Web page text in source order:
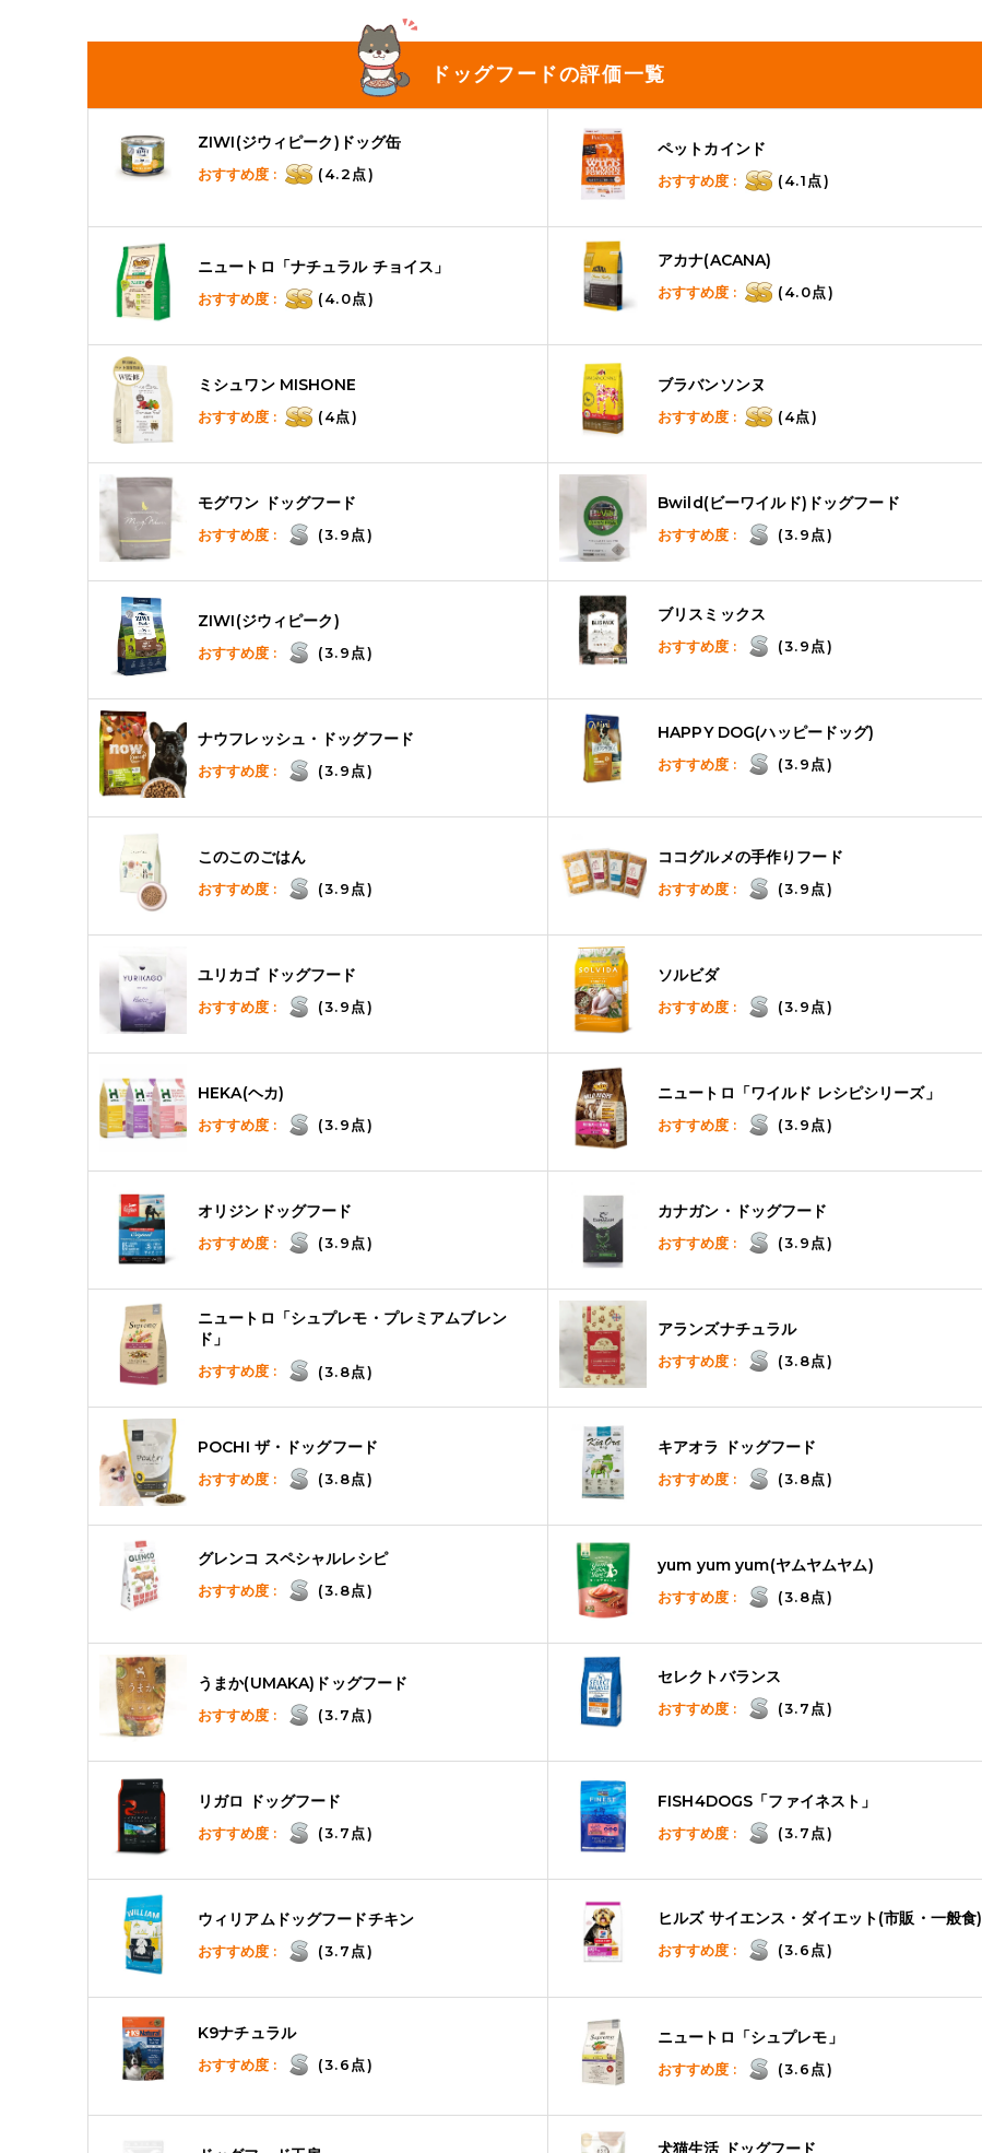
ドッグフードの評価一覧
ZIWI(ジウィピーク)ドッグ缶
おすすめ度 : (4.2点)
ペットカインド
おすすめ度 : (4.1点)
ニュートロ「ナチュラル チョイス」
おすすめ度 : (4.0点)
アカナ(ACANA)
おすすめ度 : (4.0点)
ミシュワン MISHONE
おすすめ度 : (4点)
ブラバンソンヌ
おすすめ度 : (4点)
モグワン ドッグフード
おすすめ度 : (3.9点)
Bwild(ビーワイルド)ドッグフード
おすすめ度 : (3.9点)
ZIWI(ジウィピーク)
おすすめ度 : (3.9点)
ブリスミックス
おすすめ度 : (3.9点)
ナウフレッシュ・ドッグフード
おすすめ度 : (3.9点)
HAPPY DOG(ハッピードッグ)
おすすめ度 : (3.9点)
このこのごはん
おすすめ度 : (3.9点)
ココグルメの手作りフード
おすすめ度 : (3.9点)
ユリカゴ ドッグフード
おすすめ度 : (3.9点)
ソルビダ
おすすめ度 : (3.9点)
HEKA(ヘカ)
おすすめ度 : (3.9点)
ニュートロ「ワイルド レシピシリーズ」
おすすめ度 : (3.9点)
オリジンドッグフード
おすすめ度 : (3.9点)
カナガン・ドッグフード
おすすめ度 : (3.9点)
ニュートロ「シュプレモ・プレミアムブレン
ド」
おすすめ度 : (3.8点)
アランズナチュラル
おすすめ度 : (3.8点)
POCHI ザ・ドッグフード
おすすめ度 : (3.8点)
キアオラ ドッグフード
おすすめ度 : (3.8点)
グレンコ スペシャルレシピ
おすすめ度 : (3.8点)
yum yum yum(ヤムヤムヤム)
おすすめ度 : (3.8点)
うまか(UMAKA)ドッグフード
おすすめ度 : (3.7点)
セレクトバランス
おすすめ度 : (3.7点)
リガロ ドッグフード
おすすめ度 : (3.7点)
FISH4DOGS「ファイネスト」
おすすめ度 : (3.7点)
ウィリアムドッグフードチキン
おすすめ度 : (3.7点)
ヒルズ サイエンス・ダイエット(市販・一般食)
おすすめ度 : (3.6点)
K9ナチュラル
おすすめ度 : (3.6点)
ニュートロ「シュプレモ」
おすすめ度 : (3.6点)
犬猫生活 ドッグフード